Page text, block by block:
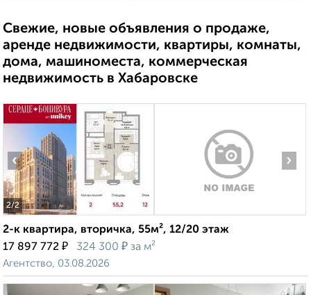
Свежие, новые объявления о продаже,
аренде недвижимости, квартиры, комнаты,
дома, машиноместа, коммерческая
недвижимость в Хабаровске
2/2
‹ ›
2-к квартира, вторичка, 55м², 12/20 этаж
17 897 772 ₽ 324 300 ₽ за м²
Агентство, 03.08.2026